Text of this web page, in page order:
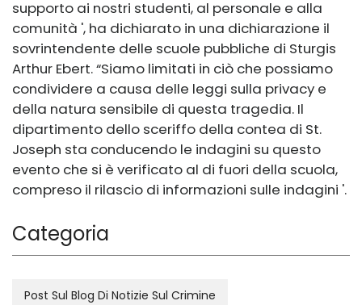
supporto ai nostri studenti, al personale e alla
comunità ', ha dichiarato in una dichiarazione il
sovrintendente delle scuole pubbliche di Sturgis
Arthur Ebert. “Siamo limitati in ciò che possiamo
condividere a causa delle leggi sulla privacy e
della natura sensibile di questa tragedia. Il
dipartimento dello sceriffo della contea di St.
Joseph sta conducendo le indagini su questo
evento che si è verificato al di fuori della scuola,
compreso il rilascio di informazioni sulle indagini '.
Categoria
Post Sul Blog Di Notizie Sul Crimine